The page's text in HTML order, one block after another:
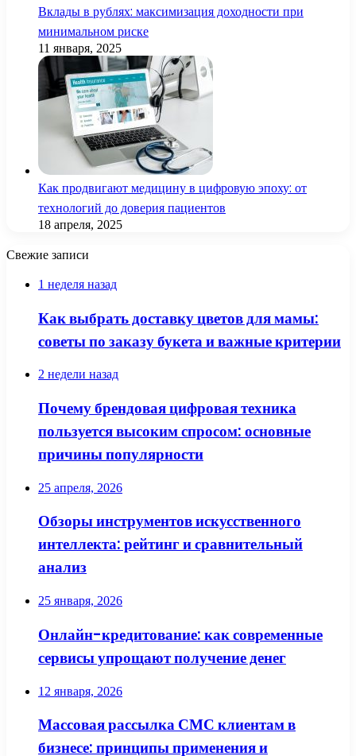
Вклады в рублях: максимизация доходности при
минимальном риске
11 января, 2025
Как продвигают медицину в цифровую эпоху: от
технологий до доверия пациентов
18 апреля, 2025
Свежие записи
1 неделя назад
Как выбрать доставку цветов для мамы:
советы по заказу букета и важные критерии
2 недели назад
Почему брендовая цифровая техника
пользуется высоким спросом: основные
причины популярности
25 апреля, 2026
Обзоры инструментов искусственного
интеллекта: рейтинг и сравнительный
анализ
25 января, 2026
Онлайн-кредитование: как современные
сервисы упрощают получение денег
12 января, 2026
Массовая рассылка СМС клиентам в
бизнесе: принципы применения и